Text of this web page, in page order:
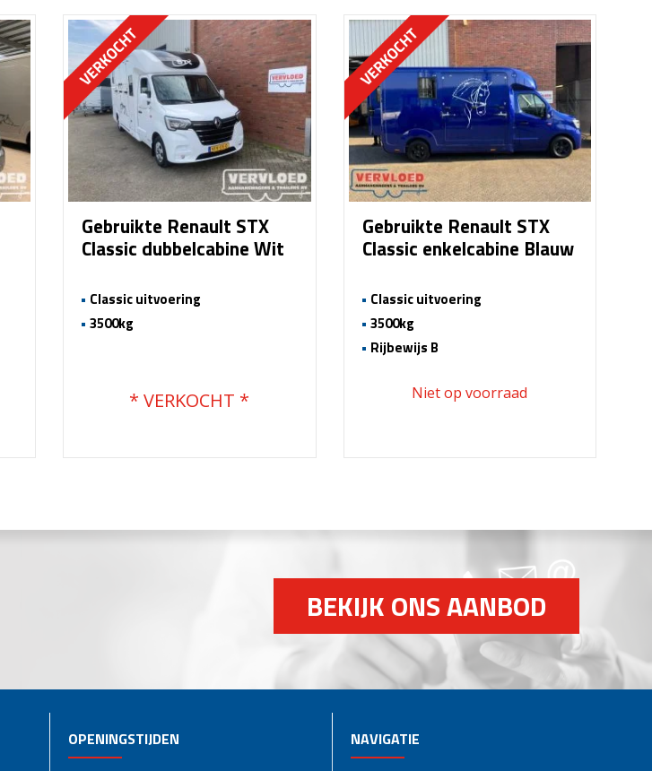
Gebruikte Renault STX
Classic dubbelcabine Wit
Classic uitvoering
3500kg
Gebruikte Renault STX
Classic enkelcabine Blauw
Classic uitvoering
3500kg
Rijbewijs B
BEKIJK ONS AANBOD
OPENINGSTIJDEN NAVIGATIE